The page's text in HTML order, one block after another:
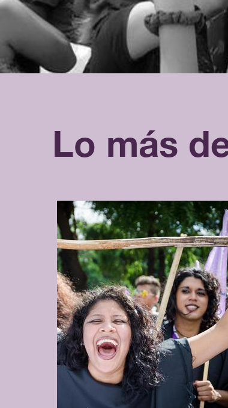
Lo más